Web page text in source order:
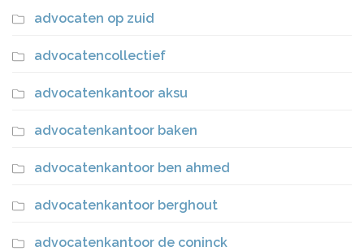
advocaten op zuid
advocatencollectief
advocatenkantoor aksu
advocatenkantoor baken
advocatenkantoor ben ahmed
advocatenkantoor berghout
advocatenkantoor de coninck